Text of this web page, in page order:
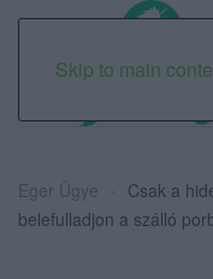
Skip to main
Eger Ügye
Csak a
belefulladjon a szálló